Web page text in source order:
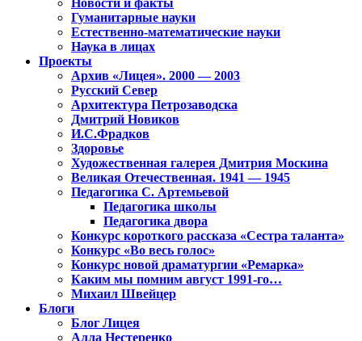
Новости и факты
Гуманитарные науки
Естественно-математические науки
Наука в лицах
Проекты
Архив «Лицея». 2000 — 2003
Русский Север
Архитектура Петрозаводска
Дмитрий Новиков
И.С.Фрадков
Здоровье
Художественная галерея Дмитрия Москина
Великая Отечественная. 1941 — 1945
Педагогика С. Артемьевой
Педагогика школы
Педагогика двора
Конкурс короткого рассказа «Сестра таланта»
Конкурс «Во весь голос»
Конкурс новой драматургии «Ремарка»
Каким мы помним август 1991-го…
Михаил Швейцер
Блоги
Блог Лицея
Алла Нестеренко